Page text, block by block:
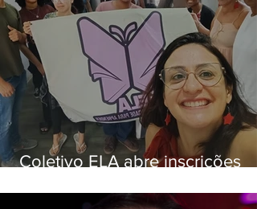
Coletivo ELA abre inscrições